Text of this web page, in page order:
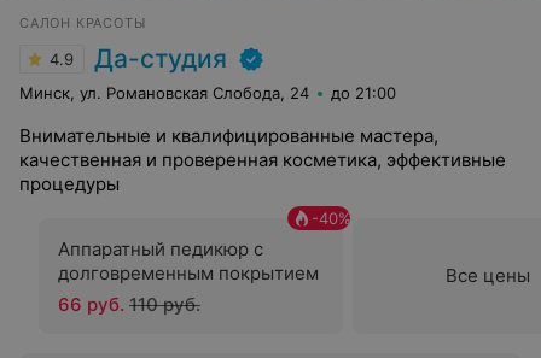
САЛОН КРАСОТЫ
4.9 Да-студия
Минск, ул. Романовская Слобода, 24 до 21:00
Внимательные и квалифицированные мастера,
качественная и проверенная косметика, эффективные
процедуры
Аппаратный педикюр c
долговременным покрытием
-40%
66 руб. 110 руб.
Все цены